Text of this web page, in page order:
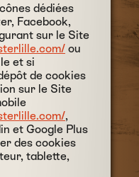
dédiées
Facebook,
sur le Site
ou
et si
de cookies
sur le Site
,
et Google Plus
des cookies
tablette,